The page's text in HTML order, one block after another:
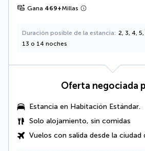
Gana 469+Millas
Duración posible de la estancia
2, 3, 4,
13 o 14 noches
Oferta negociada
Estancia en Habitación Estándar.
Solo alojamiento, sin comidas
Vuelos con salida desde la ciudad